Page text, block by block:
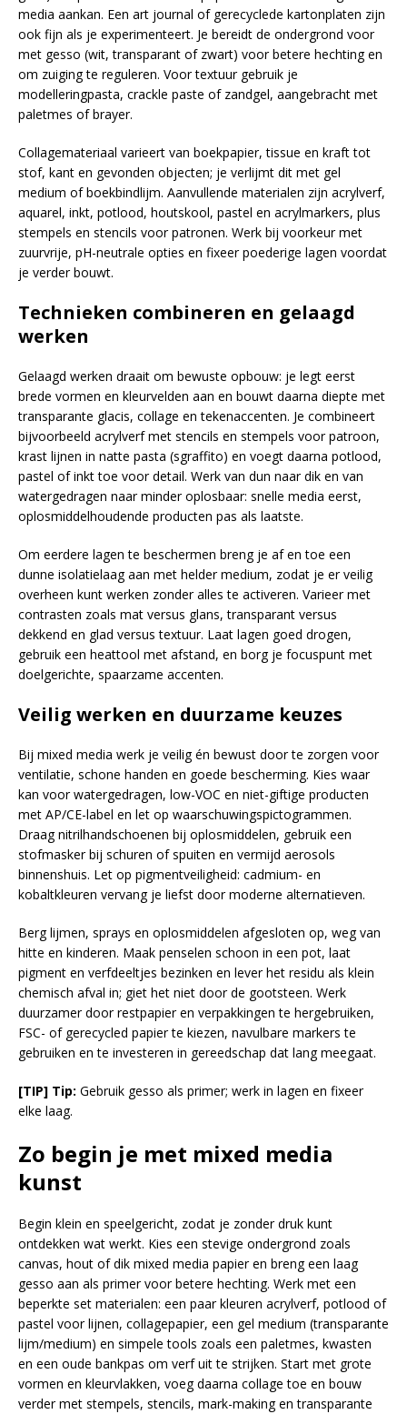
media aankan. Een art journal of gerecyclede kartonplaten zijn
ook fijn als je experimenteert. Je bereidt de ondergrond voor
met gesso (wit, transparant of zwart) voor betere hechting en
om zuiging te reguleren. Voor textuur gebruik je
modelleringpasta, crackle paste of zandgel, aangebracht met
paletmes of brayer.
Collagemateriaal varieert van boekpapier, tissue en kraft tot
stof, kant en gevonden objecten; je verlijmt dit met gel
medium of boekbindlijm. Aanvullende materialen zijn acrylverf,
aquarel, inkt, potlood, houtskool, pastel en acrylmarkers, plus
stempels en stencils voor patronen. Werk bij voorkeur met
zuurvrije, pH-neutrale opties en fixeer poederige lagen voordat
je verder bouwt.
Technieken combineren en gelaagd
werken
Gelaagd werken draait om bewuste opbouw: je legt eerst
brede vormen en kleurvelden aan en bouwt daarna diepte met
transparante glacis, collage en tekenaccenten. Je combineert
bijvoorbeeld acrylverf met stencils en stempels voor patroon,
krast lijnen in natte pasta (sgraffito) en voegt daarna potlood,
pastel of inkt toe voor detail. Werk van dun naar dik en van
watergedragen naar minder oplosbaar: snelle media eerst,
oplosmiddelhoudende producten pas als laatste.
Om eerdere lagen te beschermen breng je af en toe een
dunne isolatielaag aan met helder medium, zodat je er veilig
overheen kunt werken zonder alles te activeren. Varieer met
contrasten zoals mat versus glans, transparant versus
dekkend en glad versus textuur. Laat lagen goed drogen,
gebruik een heattool met afstand, en borg je focuspunt met
doelgerichte, spaarzame accenten.
Veilig werken en duurzame keuzes
Bij mixed media werk je veilig én bewust door te zorgen voor
ventilatie, schone handen en goede bescherming. Kies waar
kan voor watergedragen, low-VOC en niet-giftige producten
met AP/CE-label en let op waarschuwingspictogrammen.
Draag nitrilhandschoenen bij oplosmiddelen, gebruik een
stofmasker bij schuren of spuiten en vermijd aerosols
binnenshuis. Let op pigmentveiligheid: cadmium- en
kobaltkleuren vervang je liefst door moderne alternatieven.
Berg lijmen, sprays en oplosmiddelen afgesloten op, weg van
hitte en kinderen. Maak penselen schoon in een pot, laat
pigment en verfdeeltjes bezinken en lever het residu als klein
chemisch afval in; giet het niet door de gootsteen. Werk
duurzamer door restpapier en verpakkingen te hergebruiken,
FSC- of gerecycled papier te kiezen, navulbare markers te
gebruiken en te investeren in gereedschap dat lang meegaat.
[TIP] Tip: Gebruik gesso als primer; werk in lagen en fixeer
elke laag.
Zo begin je met mixed media
kunst
Begin klein en speelgericht, zodat je zonder druk kunt
ontdekken wat werkt. Kies een stevige ondergrond zoals
canvas, hout of dik mixed media papier en breng een laag
gesso aan als primer voor betere hechting. Werk met een
beperkte set materialen: een paar kleuren acrylverf, potlood of
pastel voor lijnen, collagepapier, een gel medium (transparante
lijm/medium) en simpele tools zoals een paletmes, kwasten
en een oude bankpas om verf uit te strijken. Start met grote
vormen en kleurvlakken, voeg daarna collage toe en bouw
verder met stempels, stencils, mark-making en transparante